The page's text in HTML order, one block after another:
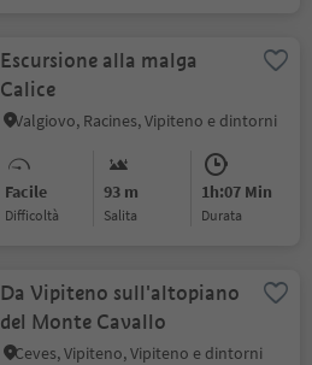
Escursione alla malga
Calice
Valgiovo, Racines, Vipiteno e dintorni
Facile
Difficoltà
93 m
Salita
1h:07 Min
durata
Da Vipiteno sull'altopiano
del Monte Cavallo
Ceves, Vipiteno, Vipiteno e dintorni